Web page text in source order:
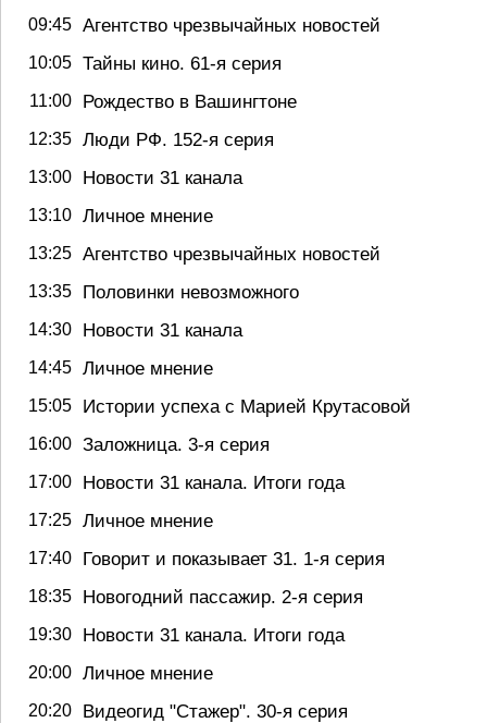
09:45 Агентство чрезвычайных новостей
10:05 Тайны кино. 61-я серия
11:00 Рождество в Вашингтоне
12:35 Люди РФ. 152-я серия
13:00 Новости 31 канала
13:10 Личное мнение
13:25 Агентство чрезвычайных новостей
13:35 Половинки невозможного
14:30 Новости 31 канала
14:45 Личное мнение
15:05 Истории успеха с Марией Крутасовой
16:00 Заложница. 3-я серия
17:00 Новости 31 канала. Итоги года
17:25 Личное мнение
17:40 Говорит и показывает 31. 1-я серия
18:35 Новогодний пассажир. 2-я серия
19:30 Новости 31 канала. Итоги года
20:00 Личное мнение
20:20 Видеогид "Стажер". 30-я серия